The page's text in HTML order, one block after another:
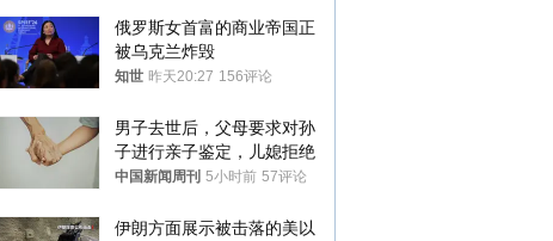
俄罗斯女首富的商业帝国正
被乌克兰炸毁
知世 昨天20:27 156评论
男子去世后，父母要求对孙
子进行亲子鉴定，儿媳拒绝
中国新闻周刊 5小时前 57评论
伊朗方面展示被击落的美以